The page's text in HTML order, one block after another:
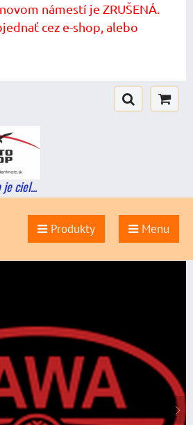
námestí je ZRUŠENÁ.
cez e-shop, alebo
ciel...
Produkty Menu